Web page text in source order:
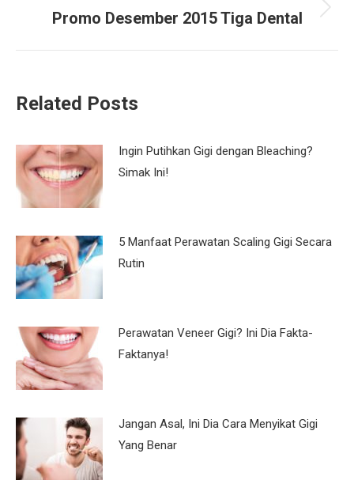
Next
Promo Desember 2015 Tiga Dental
Related Posts
Ingin Putihkan Gigi dengan Bleaching?
Simak Ini!
5 Manfaat Perawatan Scaling Gigi Secara
Rutin
Perawatan Veneer Gigi? Ini Dia Fakta-
Faktanya!
Jangan Asal, Ini Dia Cara Menyikat Gigi
Yang Benar